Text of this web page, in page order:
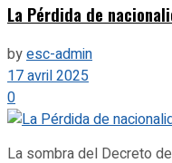
La Pérdida de
byesc-admin
17 avril 2025
0
La sombra del Decreto